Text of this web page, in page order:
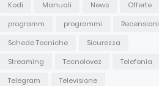
Kodi Manuali News
Offerte
programm
programmi
Recensioni
Schede Tecniche
Sicurezza
Streaming
Tecnolovez
Telefonia
Telegram
Televisione